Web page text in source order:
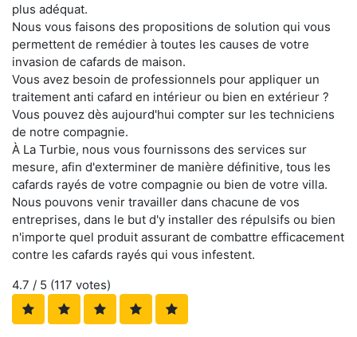
plus adéquat.
Nous vous faisons des propositions de solution qui vous
permettent de remédier à toutes les causes de votre
invasion de cafards de maison.
Vous avez besoin de professionnels pour appliquer un
traitement anti cafard en intérieur ou bien en extérieur ?
Vous pouvez dès aujourd'hui compter sur les techniciens
de notre compagnie.
À La Turbie, nous vous fournissons des services sur
mesure, afin d'exterminer de manière définitive, tous les
cafards rayés de votre compagnie ou bien de votre villa.
Nous pouvons venir travailler dans chacune de vos
entreprises, dans le but d'y installer des répulsifs ou bien
n'importe quel produit assurant de combattre efficacement
contre les cafards rayés qui vous infestent.
4.7 / 5 (117 votes)